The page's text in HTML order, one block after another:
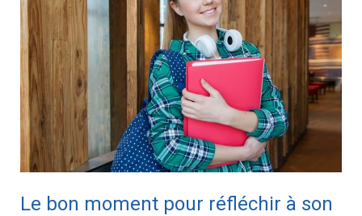
Le bon moment pour réfléchir à son
moment
pour
réfléchir
à
son
orientation
scolaire